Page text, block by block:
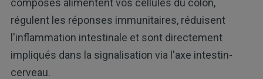
composés alimentent vos cellules du côlon,
régulent les réponses immunitaires, réduisent
l'inflammation intestinale et sont directement
impliqués dans la signalisation via l'axe intestin-
cerveau.